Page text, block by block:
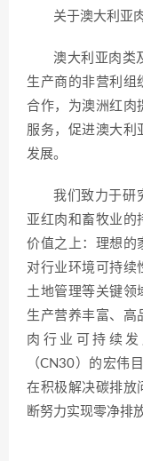
关于澳大利亚
澳大利亚肉类
生产商的非营利组
合作，为澳洲红肉
服务，促进澳大利
发展。
我们致力于研
亚红肉和畜牧业的
价值之上：理想的
对行业环境可持续
土地管理等关键领
生产营养丰富、高
肉行业可持续
（CN30）的宏伟
在积极解决碳排放
断努力实现零净排放